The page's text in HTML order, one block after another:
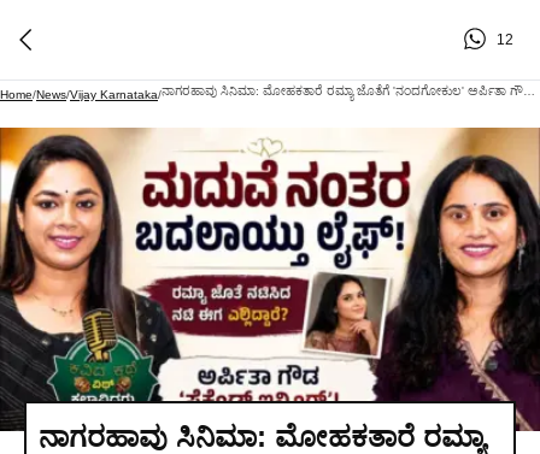
12
Home/News/Vijay Karnataka/
ನಾಗರಹಾವು ಸಿನಿಮಾ: ಮೋಹಕತಾರೆ ರಮ್ಯಾ